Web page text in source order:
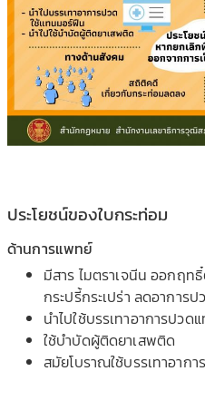
ประโยชน์ของใบกระท่อม
ด้านการแพทย์
มีสาร ไมตราเจนีน ออกฤท
กระปรี้กระเปร่า ลดอาการป
นำไปใช้บรรเทาอาการปว
ใช้บำบัดผู้ติดยาเสพติด
สมัยโบราณใช้บรรเทาอาก